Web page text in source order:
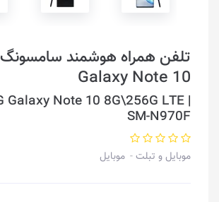
تلفن همراه هوشمند
Galaxy Note 10
Galaxy Note 10 8G\256G LTE |
SM-N970F
موبایل و تبلت موبایل